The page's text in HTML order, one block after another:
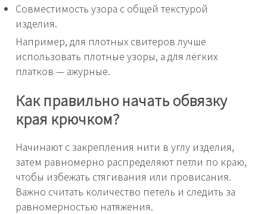
Совместимость узора с общей текстурой
изделия.
Например, для плотных свитеров лучше
использовать плотные узоры, а для лёгких
платков — ажурные.
Как правильно начать обвязку
края крючком?
Начинают с закрепления нити в углу изделия,
затем равномерно распределяют петли по краю,
чтобы избежать стягивания или провисания.
Важно считать количество петель и следить за
равномерностью натяжения.